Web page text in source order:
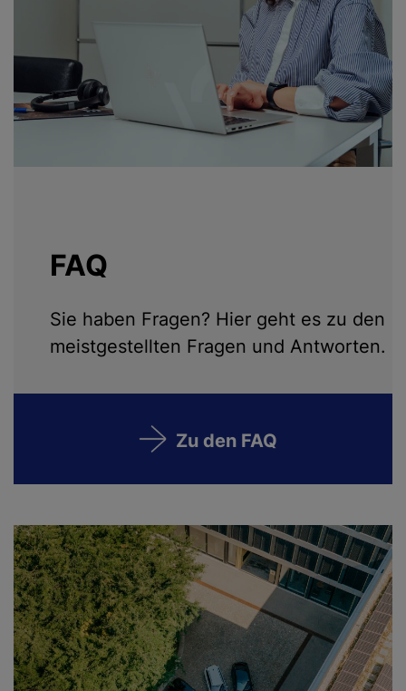
FAQ
Sie haben Fragen? Hier geht es zu den
meistgestellten Fragen und Antworten.
Zu den FAQ